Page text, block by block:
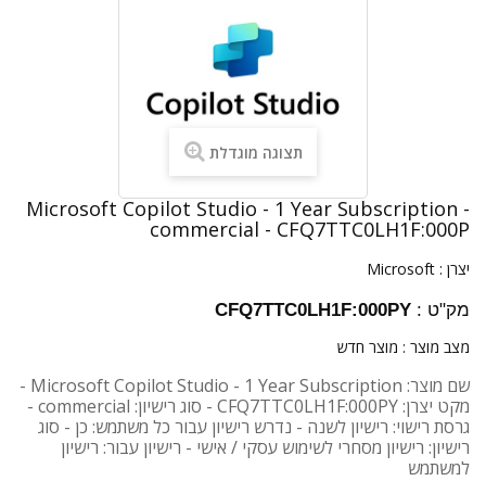
תצוגה מוגדלת
Microsoft Copilot Studio - 1 Year Subscription -
commercial - CFQ7TTC0LH1F:000P
יצרן : Microsoft
מק"ט : CFQ7TTC0LH1F:000PY
מצב מוצר : מוצר חדש
שם מוצר: Microsoft Copilot Studio - 1 Year Subscription -
מקט יצרן: CFQ7TTC0LH1F:000PY - סוג רישיון: commercial -
גרסת רישוי: רישיון לשנה - נדרש רישיון עבור כל משתמש: כן - סוג
רישיון: רישיון מסחרי לשימוש עסקי / אישי - רישיון עבור: רישיון
למשתמש